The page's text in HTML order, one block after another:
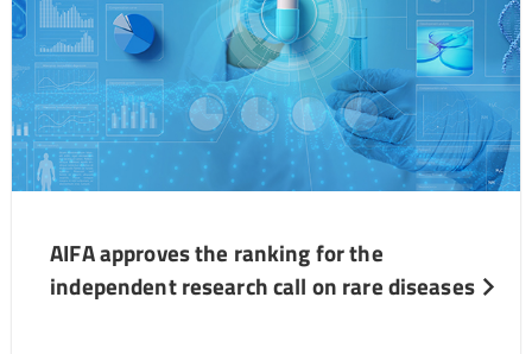
AIFA approves the ranking for the
independent research call on rare diseases